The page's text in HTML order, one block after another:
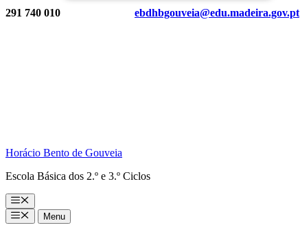
291 740 010 ebdhbgouveia@edu.madeira.gov.pt
Horácio Bento de Gouveia
Escola Básica dos 2.º e 3.º Ciclos
Menu
MenuMenu